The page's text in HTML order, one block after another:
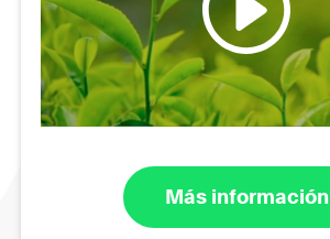
Más información